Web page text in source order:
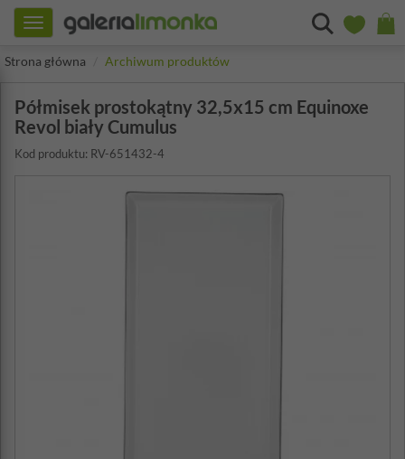
Toggle
navigation
Strona główna
Archiwum produktów
Półmisek prostokątny 32,5x15 cm Equinoxe
Revol biały Cumulus
Kod produktu: RV-651432-4